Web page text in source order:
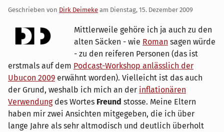
Geschrieben von Dirk Deimeke am Dienstag, 15. Dezember 2009
Mittlerweile gehöre ich ja auch zu den
alten Säcken - wie Roman sagen würde
- zu den reiferen Personen (das ist
erstmals auf dem Podcast-Workshop anlässlich der
Ubucon 2009 erwähnt worden). Vielleicht ist das auch
der Grund, weshalb ich mich an der inflationären
Verwendungdes Wortes Freund stosse. Meine Eltern
haben mir zwei Ansichten mitgegeben, die ich über
lange Jahre als sehr altmodisch und deutlich überholt